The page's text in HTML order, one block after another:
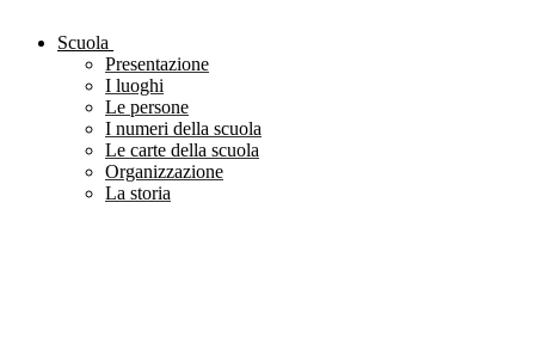
Scuola
Presentazione
I luoghi
Le persone
I numeri della scuola
Le carte della scuola
Organizzazione
La storia